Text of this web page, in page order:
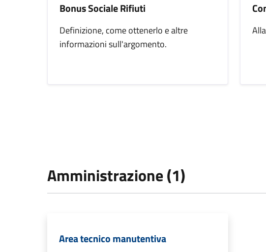
Bonus Sociale Rifiuti
Definizione, come ottenerlo e altre
informazioni sull'argomento.
Amministrazione (1)
Area tecnico manutentiva